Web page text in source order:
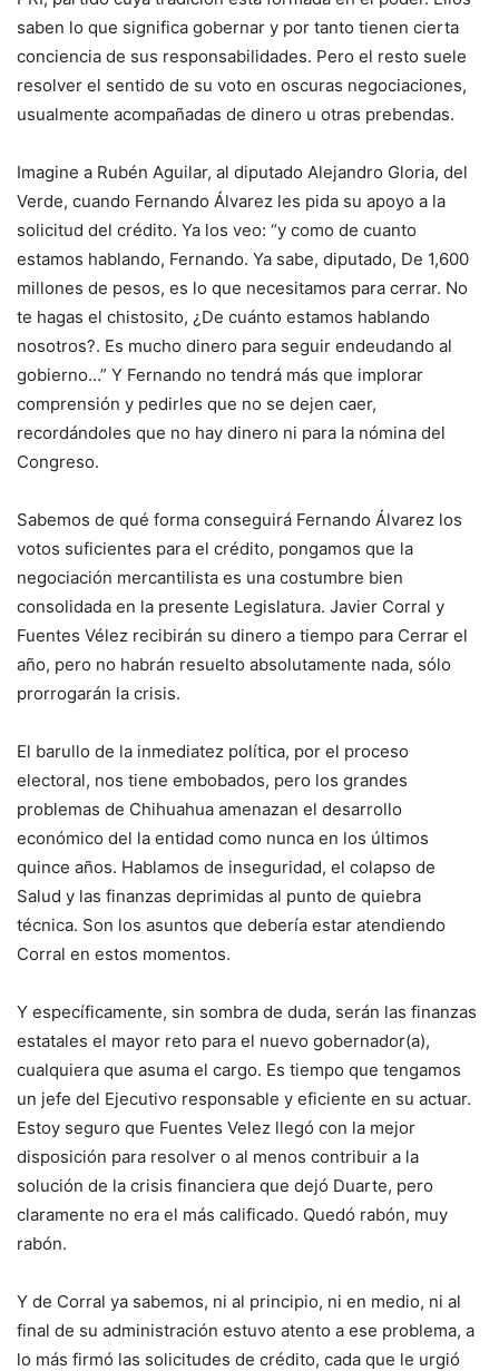
saben lo que significa gobernar y por tanto tienen cierta
conciencia de sus responsabilidades. Pero el resto suele
resolver el sentido de su voto en oscuras negociaciones,
usualmente acompañadas de dinero u otras prebendas.
Imagine a Rubén Aguilar, al diputado Alejandro Gloria, del
Verde, cuando Fernando Álvarez les pida su apoyo a la
solicitud del crédito. Ya los veo: “y como de cuanto
estamos hablando, Fernando. Ya sabe, diputado, De 1,600
millones de pesos, es lo que necesitamos para cerrar. No
te hagas el chistosito, ¿De cuánto estamos hablando
nosotros?. Es mucho dinero para seguir endeudando al
gobierno…” Y Fernando no tendrá más que implorar
comprensión y pedirles que no se dejen caer,
recordándoles que no hay dinero ni para la nómina del
Congreso.
Sabemos de qué forma conseguirá Fernando Álvarez los
votos suficientes para el crédito, pongamos que la
negociación mercantilista es una costumbre bien
consolidada en la presente Legislatura. Javier Corral y
Fuentes Vélez recibirán su dinero a tiempo para Cerrar el
año, pero no habrán resuelto absolutamente nada, sólo
prorrogarán la crisis.
El barullo de la inmediatez política, por el proceso
electoral, nos tiene embobados, pero los grandes
problemas de Chihuahua amenazan el desarrollo
económico del la entidad como nunca en los últimos
quince años. Hablamos de inseguridad, el colapso de
Salud y las finanzas deprimidas al punto de quiebra
técnica. Son los asuntos que debería estar atendiendo
Corral en estos momentos.
Y específicamente, sin sombra de duda, serán las finanzas
estatales el mayor reto para el nuevo gobernador(a),
cualquiera que asuma el cargo. Es tiempo que tengamos
un jefe del Ejecutivo responsable y eficiente en su actuar.
Estoy seguro que Fuentes Velez llegó con la mejor
disposición para resolver o al menos contribuir a la
solución de la crisis financiera que dejó Duarte, pero
claramente no era el más calificado. Quedó rabón, muy
rabón.
Y de Corral ya sabemos, ni al principio, ni en medio, ni al
final de su administración estuvo atento a ese problema, a
lo más firmó las solicitudes de crédito, cada que le urgió